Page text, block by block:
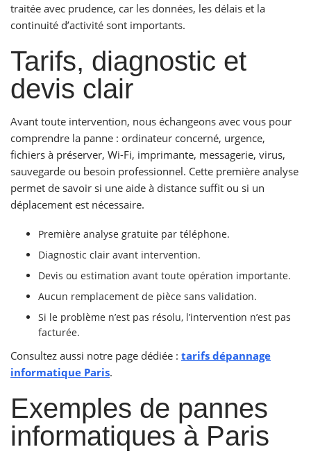
traitée avec prudence, car les données, les délais et la
continuité d’activité sont importants.
Tarifs, diagnostic et
devis clair
Avant toute intervention, nous échangeons avec vous pour
comprendre la panne : ordinateur concerné, urgence,
fichiers à préserver, Wi-Fi, imprimante, messagerie, virus,
sauvegarde ou besoin professionnel. Cette première analyse
permet de savoir si une aide à distance suffit ou si un
déplacement est nécessaire.
Première analyse gratuite par téléphone.
Diagnostic clair avant intervention.
Devis ou estimation avant toute opération importante.
Aucun remplacement de pièce sans validation.
Si le problème n’est pas résolu, l’intervention n’est pas
facturée.
Consultez aussi notre page dédiée : tarifs dépannage
informatique Paris.
Exemples de pannes
informatiques à Paris